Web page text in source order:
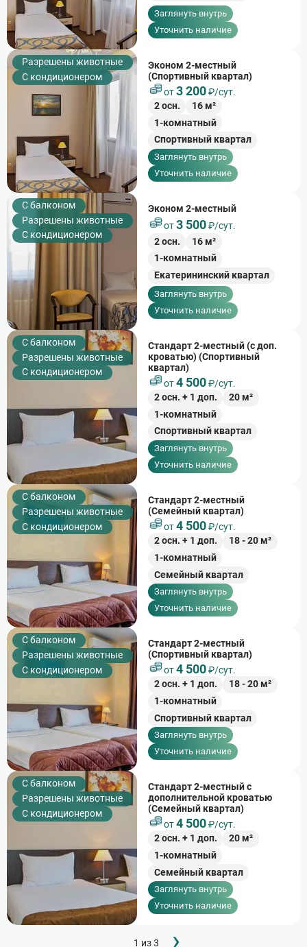
Заглянуть внутрь
Уточнить наличие
Разрешены животные
С кондиционером
Эконом 2-местный
(Спортивный квартал)
от3 200₽/сут.
2осн. 16м²
1-комнатный
Спортивный квартал
Заглянуть внутрь
Уточнить наличие
C балконом
Разрешены животные
С кондиционером
Эконом 2-местный
от3 500₽/сут.
2осн. 16м²
1-комнатный
Екатерининский квартал
Заглянуть внутрь
Уточнить наличие
C балконом
Разрешены животные
С кондиционером
Стандарт 2-местный (с доп.
кроватью) (Спортивный
квартал)
от4 500₽/сут.
2осн. + 1 доп. 20м²
1-комнатный
Спортивный квартал
Заглянуть внутрь
Уточнить наличие
C балконом
Разрешены животные
С кондиционером
Стандарт 2-местный
(Семейный квартал)
от4 500₽/сут.
2осн. + 1 доп. 18-20м²
1-комнатный
Семейный квартал
Заглянуть внутрь
Уточнить наличие
C балконом
Разрешены животные
С кондиционером
Стандарт 2-местный
(Спортивный квартал)
от4 500₽/сут.
2осн. + 1 доп. 18-20м²
1-комнатный
Спортивный квартал
Заглянуть внутрь
Уточнить наличие
C балконом
Разрешены животные
С кондиционером
Стандарт 2-местный с
дополнительной кроватью
(Семейный квартал)
от4 500₽/сут.
2осн. + 1 доп. 20м²
1-комнатный
Семейный квартал
Заглянуть внутрь
Уточнить наличие
1 из 3